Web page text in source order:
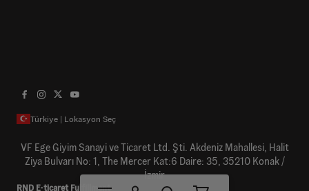
Türkiye | Lokasyon Seç
VF Ege Giyim Sanayi ve Ticaret Ltd. Şti. Akdeniz Mahallesi, Halit
Ziya Bulvarı No: 1, The Mercer Kat:6 Daire: 35, 35210 Konak /
İzmir
RND E-ticaret Fulfillment